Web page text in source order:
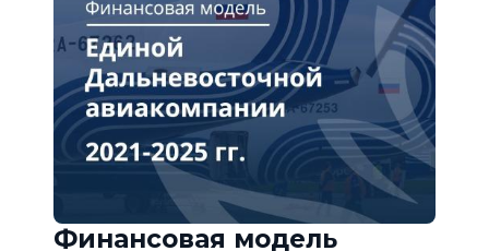
Финансовая модель